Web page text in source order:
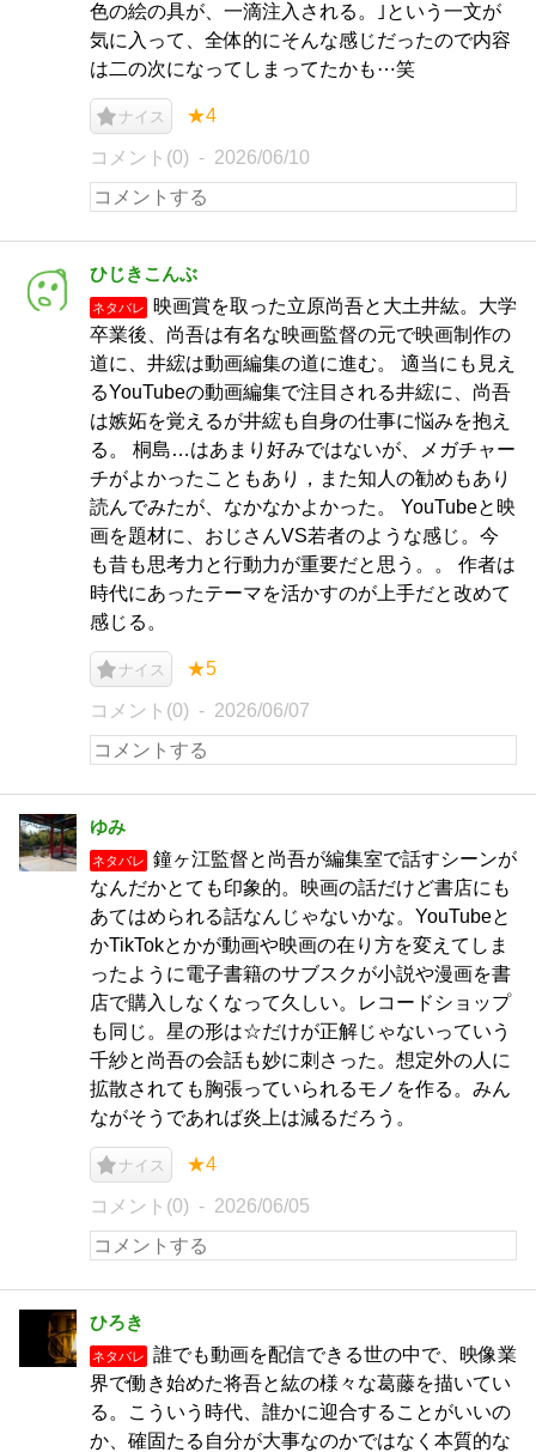
色の絵の具が、一滴注入される。｣という一文が
気に入って、全体的にそんな感じだったので内容
は二の次になってしまってたかも⋯笑
ナイス ★4
コメント(0) 2026/06/10
ひじきこんぶ
ネタバレ
映画賞を取った立原尚吾と大土井紘。大学
卒業後、尚吾は有名な映画監督の元で映画制作の
道に、井綋は動画編集の道に進む。 適当にも見え
るYouTubeの動画編集で注目される井綋に、尚吾
は嫉妬を覚えるが井綋も自身の仕事に悩みを抱え
る。 桐島…はあまり好みではないが、メガチャー
チがよかったこともあり，また知人の勧めもあり
読んでみたが、なかなかよかった。 YouTubeと映
画を題材に、おじさんVS若者のような感じ。今
も昔も思考力と行動力が重要だと思う。。 作者は
時代にあったテーマを活かすのが上手だと改めて
感じる。
ナイス ★5
コメント(0) 2026/06/07
ゆみ
ネタバレ
鐘ヶ江監督と尚吾が編集室で話すシーンが
なんだかとても印象的。映画の話だけど書店にも
あてはめられる話なんじゃないかな。YouTubeと
かTikTokとかが動画や映画の在り方を変えてしま
ったように電子書籍のサブスクが小説や漫画を書
店で購入しなくなって久しい。レコードショップ
も同じ。星の形は☆だけが正解じゃないっていう
千紗と尚吾の会話も妙に刺さった。想定外の人に
拡散されても胸張っていられるモノを作る。みん
ながそうであれば炎上は減るだろう。
ナイス ★4
コメント(0) 2026/06/05
ひろき
ネタバレ
誰でも動画を配信できる世の中で、映像業
界で働き始めた将吾と紘の様々な葛藤を描いてい
る。こういう時代、誰かに迎合することがいいの
か、確固たる自分が大事なのかではなく本質的な